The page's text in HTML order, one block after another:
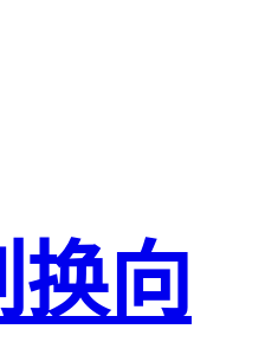
换向